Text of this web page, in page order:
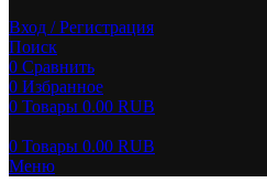
Вход / Регистрация
Поиск
0 Сравнить
0 Избранное
0 Товары 0.00 RUB
0 Товары 0.00 RUB
Меню